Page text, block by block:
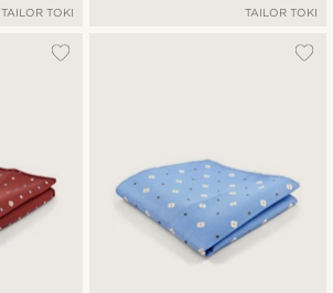
TAILOR TOKI TAILOR TOKI